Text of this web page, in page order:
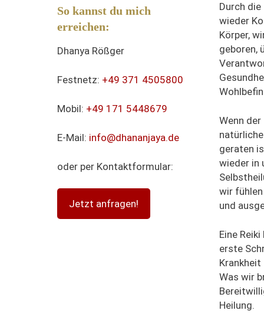
So kannst du mich
erreichen:
Dhanya Rößger
Festnetz: +49 371 4505800
Mobil: +49 171 5448679
E-Mail: info@dhananjaya.de
oder per Kontaktformular:
Jetzt anfragen!
Durch
wieder
Körper,
geboren,
Wenn
geraten
wieder in
wir
und
Eine
erste
Krankheit
Was wir
Heilung.